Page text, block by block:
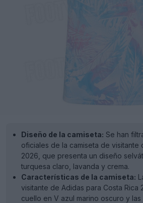
Diseño de la camiseta: Se han
oficiales de la camiseta de visitante
2026, que presenta un diseño
turquesa claro, lavanda y crema.
Características de la camiseta:
visitante de Adidas para Costa Rica
cuello en V azul marino oscuro y